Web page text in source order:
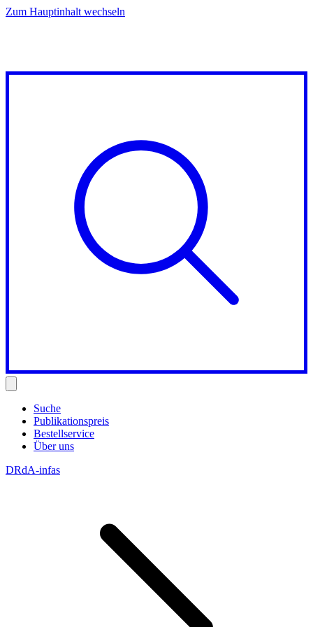
Zum Hauptinhalt wechseln
Suche
Publikationspreis
Bestellservice
Über uns
DRdA-infas